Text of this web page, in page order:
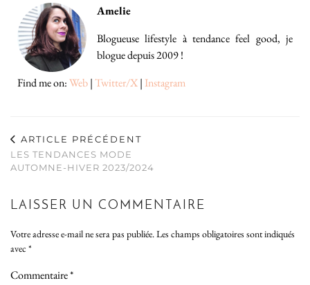
Amelie
Blogueuse lifestyle à tendance feel good, je
blogue depuis 2009 !
Find me on:Web|Twitter/X| Instagram
ARTICLE PRÉCÉDENT
LES TENDANCES MODE
AUTOMNE-HIVER 2023/2024
LAISSER UN COMMENTAIRE
Votre adresse e-mail ne sera pas publiée.Les champs obligatoires sont indiqués
avec *
Commentaire*